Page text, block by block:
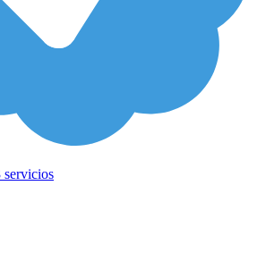
servicios